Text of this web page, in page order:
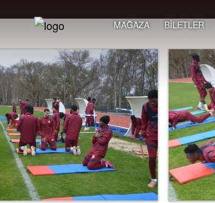
MAĞAZA BİLETLER